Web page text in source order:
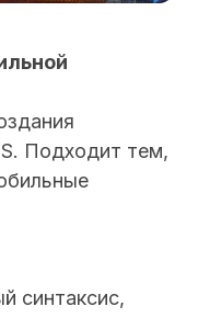
Подходит тем,
синтаксис,